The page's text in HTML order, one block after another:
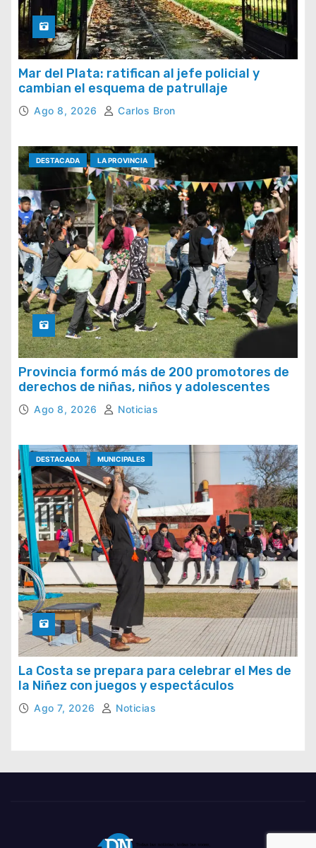
Mar del Plata: ratifican al jefe policial y
cambian el esquema de patrullaje
Ago 8, 2026 Carlos Bron
DESTACADA LA PROVINCIA
Provincia formó más de 200 promotores de
derechos de niñas, niños y adolescentes
Ago 8, 2026 Noticias
DESTACADA MUNICIPALES
La Costa se prepara para celebrar el Mes de
la Niñez con juegos y espectáculos
Ago 7, 2026 Noticias